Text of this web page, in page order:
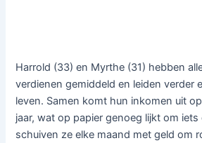
Harrold (33) en Myrthe (31) hebben
verdienen gemiddeld en leiden verder
leven. Samen komt hun inkomen uit
jaar, wat op papier genoeg lijkt om
schuiven ze elke maand met geld om